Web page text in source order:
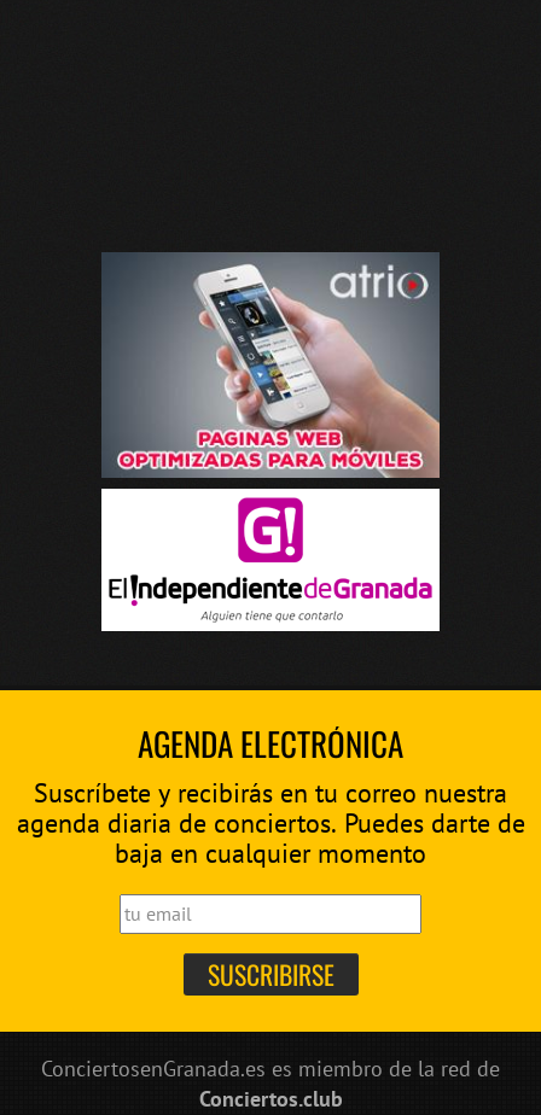
AGENDA ELECTRÓNICA
Suscríbete y recibirás en tu correo nuestra
agenda diaria de conciertos. Puedes darte de
baja en cualquier momento
ConciertosenGranada.es es miembro de la red de
Conciertos.club